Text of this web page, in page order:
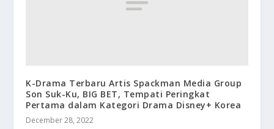
K-Drama Terbaru Artis Spackman Media Group
Son Suk-Ku, BIG BET, Tempati Peringkat
Pertama dalam Kategori Drama Disney+ Korea
December 28, 2022